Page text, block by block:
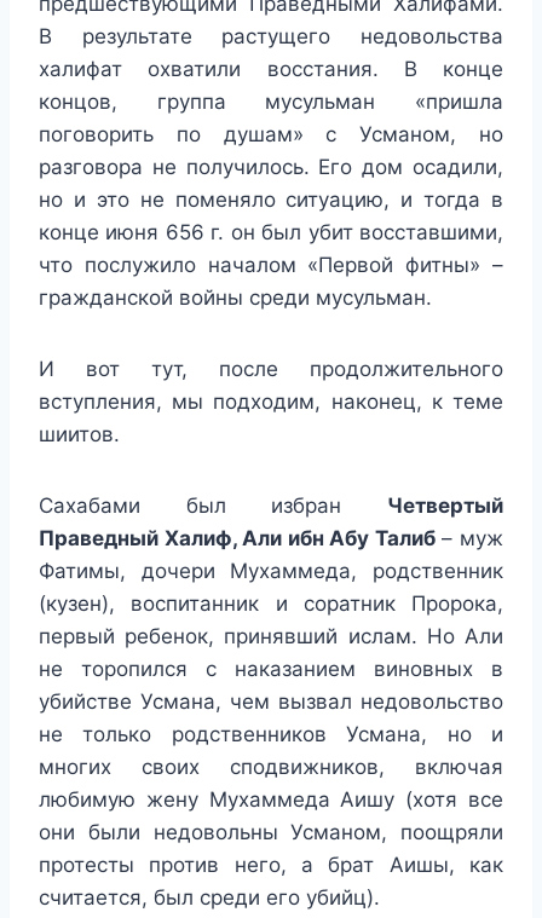
В результате растущего недовольства
халифат охватили восстания. В конце
концов, группа мусульман «пришла
поговорить по душам» с Усманом, но
разговора не получилось. Его дом осадили,
но и это не поменяло ситуацию, и тогда в
конце июня 656 г. он был убит восставшими,
что послужило началом «Первой фитны» –
гражданской войны среди мусульман.
И вот тут, после продолжительного
вступления, мы подходим, наконец, к теме
шиитов.
Сахабами был избран Четвертый
Праведный Халиф,Али ибн Абу Талиб– муж
Фатимы, дочери Мухаммеда, родственник
(кузен), воспитанник и соратник Пророка,
первый ребенок, принявший ислам. Но Али
не торопился с наказанием виновных в
убийстве Усмана, чем вызвал недовольство
не только родственников Усмана, но и
многих своих сподвижников, включая
любимую жену Мухаммеда Аишу (хотя все
они были недовольны Усманом, поощряли
протесты против него, а брат Аишы, как
считается, был среди его убийц).